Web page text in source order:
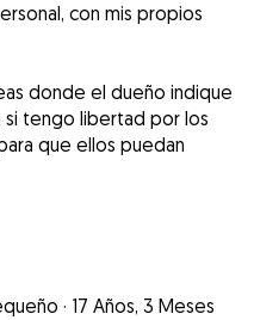
con mis propios
donde el dueño indique
tengo libertad por los
que ellos puedan
· 17 Años, 3 Meses